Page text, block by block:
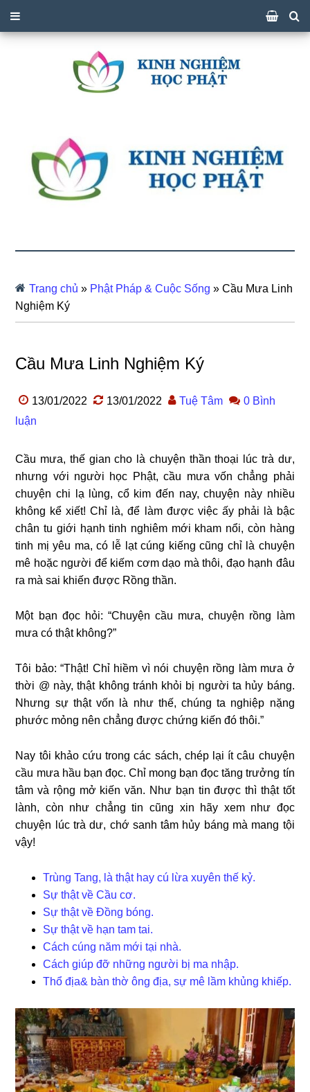
Trang chủ » Phật Pháp & Cuộc Sống »Cầu Mưa Linh
Nghiệm Ký
Cầu Mưa Linh Nghiệm Ký
13/01/2022 13/01/2022 Tuệ Tâm
0 Bình
luận
Cầu mưa, thế gian cho là chuyện thần thoại lúc trà dư,
nhưng với người học Phật, cầu mưa vốn chẳng phải
chuyện chi lạ lùng, cổ kim đến nay, chuyện này nhiều
không kể xiết! Chỉ là, để làm được việc ấy phải là bậc
chân tu giới hạnh tinh nghiêm mới kham nổi, còn hàng
tinh mị yêu ma, có lễ lạt cúng kiếng cũng chỉ là chuyện
mê hoặc người để kiếm cơm dạo mà thôi, đạo hạnh đâu
ra mà sai khiến được Rồng thần.
Một bạn đọc hỏi: “Chuyện cầu mưa, chuyện rồng làm
mưa có thật không?”
Tôi bảo: “Thật! Chỉ hiềm vì nói chuyện rồng làm mưa ở
thời @ này, thật không tránh khỏi bị người ta hủy báng.
Nhưng sự thật vốn là như thế, chúng ta nghiệp nặng
phước mỏng nên chẳng được chứng kiến đó thôi.”
Nay tôi khảo cứu trong các sách, chép lại ít câu chuyện
cầu mưa hầu bạn đọc. Chỉ mong bạn đọc tăng trưởng tín
tâm và rộng mở kiến văn. Như bạn tin được thì thật tốt
lành, còn như chẳng tin cũng xin hãy xem như đọc
chuyện lúc trà dư, chớ sanh tâm hủy báng mà mang tội
vậy!
Trùng Tang, là thật hay cú lừa xuyên thế kỷ.
Sự thật về Cầu cơ.
Sự thật về Đồng bóng.
Sự thật về hạn tam tai.
Cách cúng năm mới tại nhà.
Cách giúp đỡ những người bị ma nhập.
Thổ địa& bàn thờ ông địa, sự mê lầm khủng khiếp.